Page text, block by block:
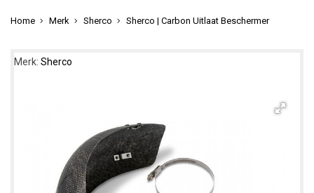
Home Merk Sherco Sherco | Carbon Uitlaat Beschermer
Merk: Sherco